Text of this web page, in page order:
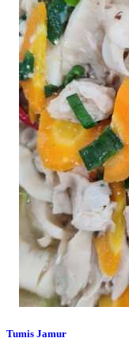
Tumis Jamur